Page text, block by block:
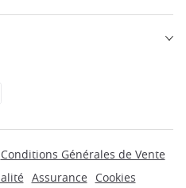
Conditions Générales de Vente
Assurance Cookies